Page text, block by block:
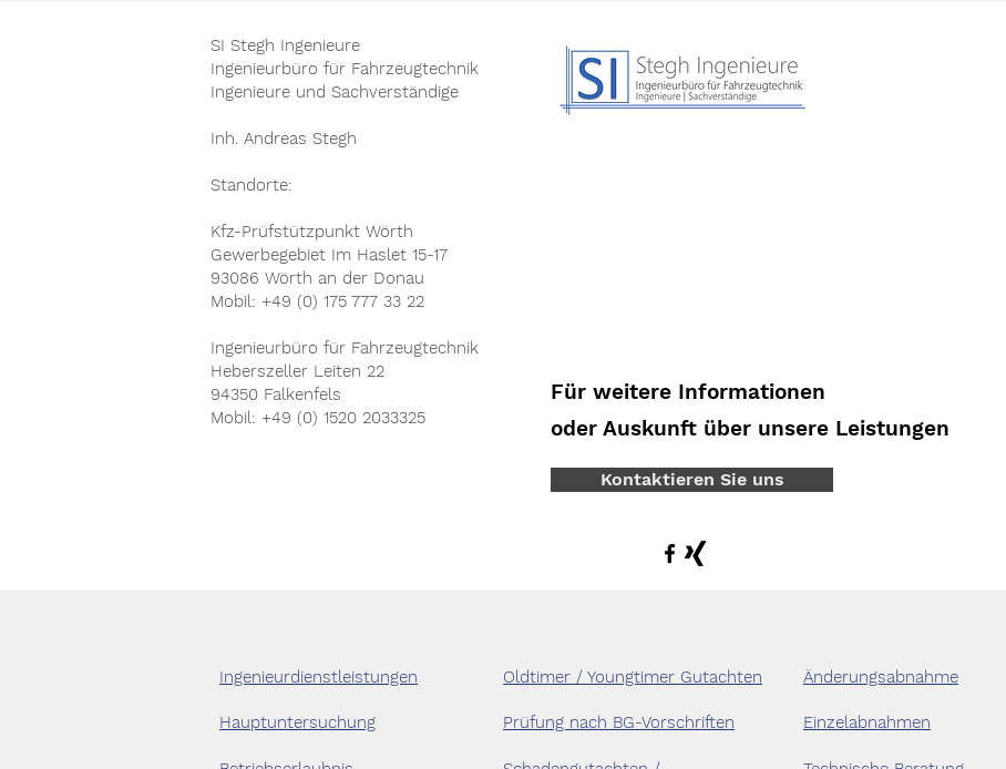
SI Stegh Ingenieure
Ingenieurbüro für Fahrzeugtechnik
Ingenieure und Sachverständige
Inh. Andreas Stegh
Standorte:
Kfz-Prüfstützpunkt Wörth
Gewerbegebiet Im Haslet 15-17
93086 Wörth an der Donau
Mobil: +49 (0) 175 777 33 22
Ingenieurbüro für Fahrzeugtechnik
Heberszeller Leiten 22
94350 Falkenfels
Mobil: +49 (0) 1520 2033325
Für weitere Informationen
oder Auskunft über unsere Leistungen
Kontaktieren Sie uns
Ingenieurdienstleistungen Oldtimer / Youngtimer Gutachten Änderungsabnahme
Hauptuntersuchung Prüfung nach BG-Vorschriften Einzelabnahmen